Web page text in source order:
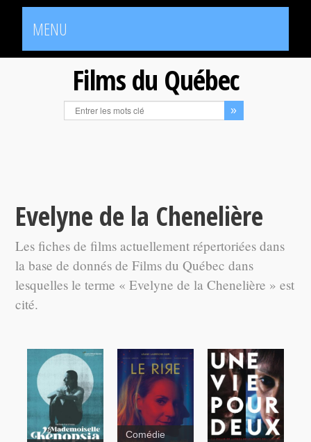
MENU
Films du Québec
Evelyne de la Chenelière
Les fiches de films actuellement répertoriées dans
la base de donnés de Films du Québec dans
lesquelles le terme « Evelyne de la Chenelière » est
cité.
Comédie